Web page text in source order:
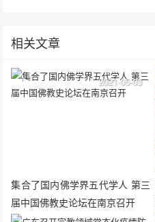
相关文章
集合了国内佛学界五代学人 第三
届中国佛教史论坛在南京召开
2021-05-03